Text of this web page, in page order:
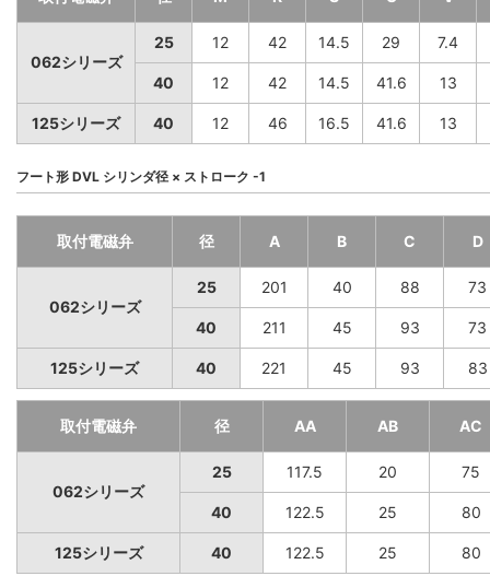
062シリーズ
25 12 42 14.5 29 7.4
40 12 42 14.5 41.6 13
125シリーズ 40 12 46 16.5 41.6 13
フート形 DVL シリンダ径 × ストローク -1
取付電磁弁 径 A B C D
062シリーズ
25 201 40 88 73
40 211 45 93 73
125シリーズ 40 221 45 93 83
取付電磁弁 径 AA AB AC
062シリーズ
25 117.5 20 75
40 122.5 25 80
125シリーズ 40 122.5 25 80